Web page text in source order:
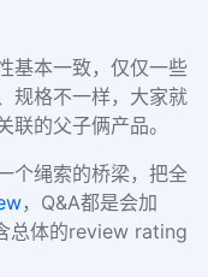
基本一致，仅仅一些
规格不一样，大家就
的父子俩产品。
个绳索的桥梁，把全
，Q&A都是会加
总体的review rating